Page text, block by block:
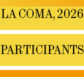
LA COMA, 2026
PARTICIPANTS